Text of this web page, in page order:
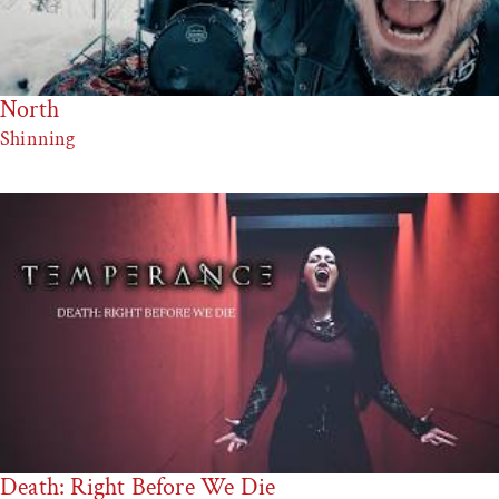
North
Shinning
Death: Right Before We Die